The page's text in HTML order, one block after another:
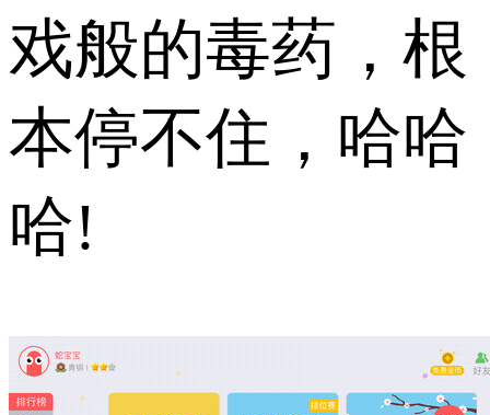
戏般的毒药，根
本停不住，哈哈
哈!